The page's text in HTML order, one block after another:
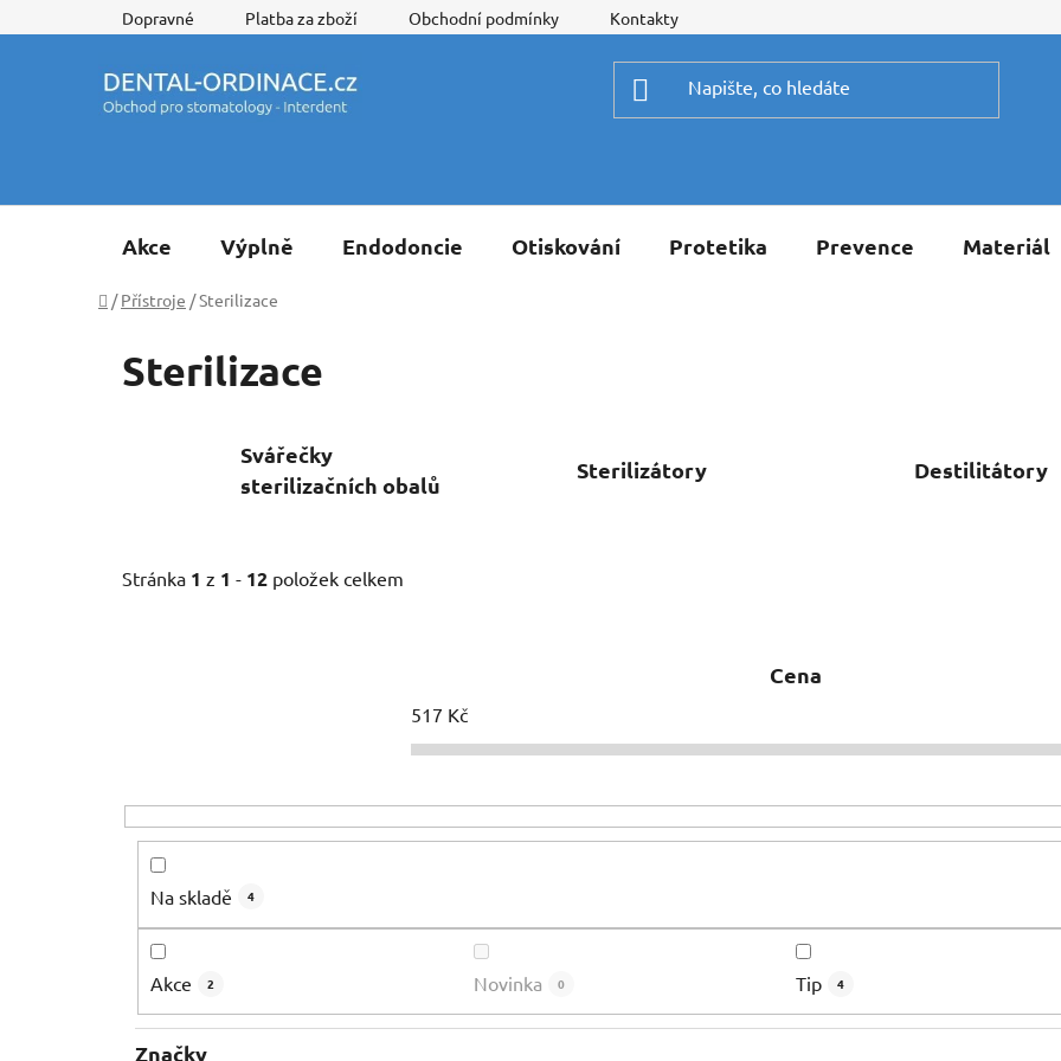
na
Dopravné Platba za zboží Obchodní podmínky Kontakty
Akce Výplně Endodoncie Otiskování Protetika Prevence Materiál
Domů
/ Přístroje /Sterilizace
Sterilizace
Svářečky
sterilizačních obalů
Sterilizátory Destilitátory
Stránka 1 z 1 - 12 položek celkem
Cena
517 Kč
Na skladě 4
Akce 2 Novinka 0 Tip 4
Značky